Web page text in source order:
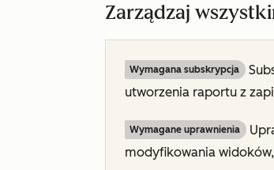
Zarządzaj
Wymagana subskrypcja
utworzenia raportu z
Wymagane uprawnienia
modyfikowania